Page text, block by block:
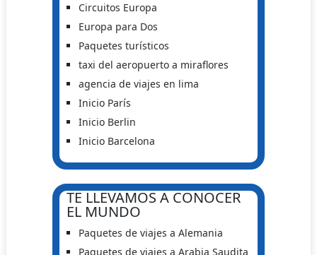
Circuitos Europa
Europa para Dos
Paquetes turísticos
taxi del aeropuerto a miraflores
agencia de viajes en lima
Inicio París
Inicio Berlin
Inicio Barcelona
TE LLEVAMOS A CONOCER
EL MUNDO
Paquetes de viajes a Alemania
Paquetes de viajes a Arabia Saudita